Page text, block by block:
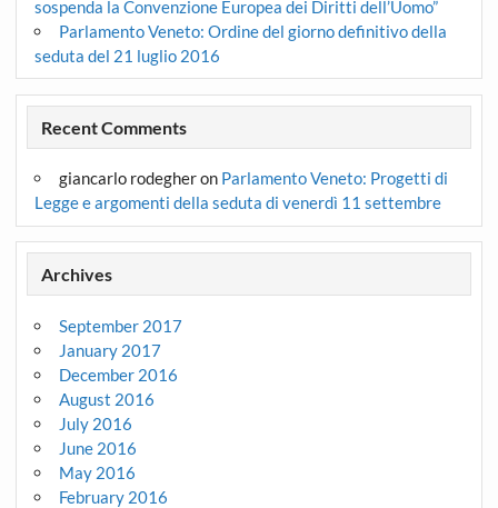
sospenda la Convenzione Europea dei Diritti dell’Uomo”
Parlamento Veneto: Ordine del giorno definitivo della
seduta del 21 luglio 2016
Recent Comments
giancarlo rodegheron Parlamento Veneto: Progetti di
Legge e argomenti della seduta di venerdì 11 settembre
Archives
September 2017
January 2017
December 2016
August 2016
July 2016
June 2016
May 2016
February 2016